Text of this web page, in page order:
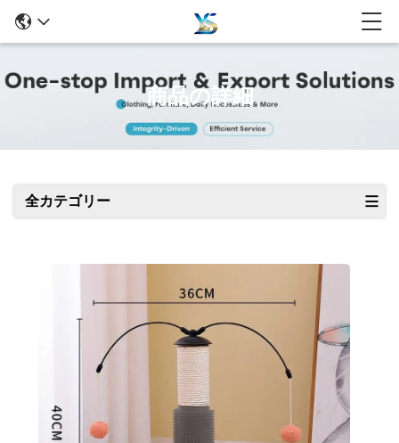
商品の詳細
全カテゴリー